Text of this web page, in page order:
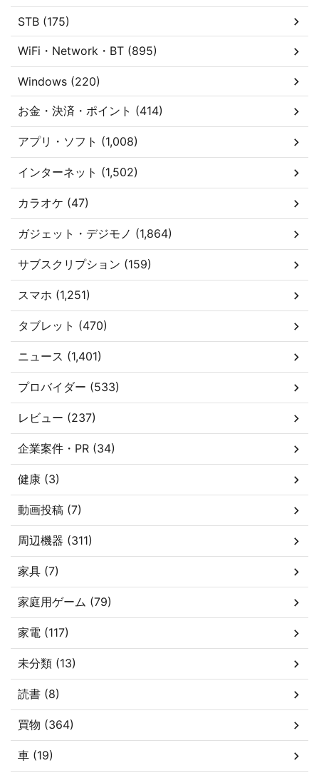
STB (175)
WiFi・Network・BT (895)
Windows (220)
お金・決済・ポイント (414)
アプリ・ソフト (1,008)
インターネット (1,502)
カラオケ (47)
ガジェット・デジモノ (1,864)
サブスクリプション (159)
スマホ (1,251)
タブレット (470)
ニュース (1,401)
プロバイダー (533)
レビュー (237)
企業案件・PR (34)
健康 (3)
動画投稿 (7)
周辺機器 (311)
家具 (7)
家庭用ゲーム (79)
家電 (117)
未分類 (13)
読書 (8)
買物 (364)
車 (19)